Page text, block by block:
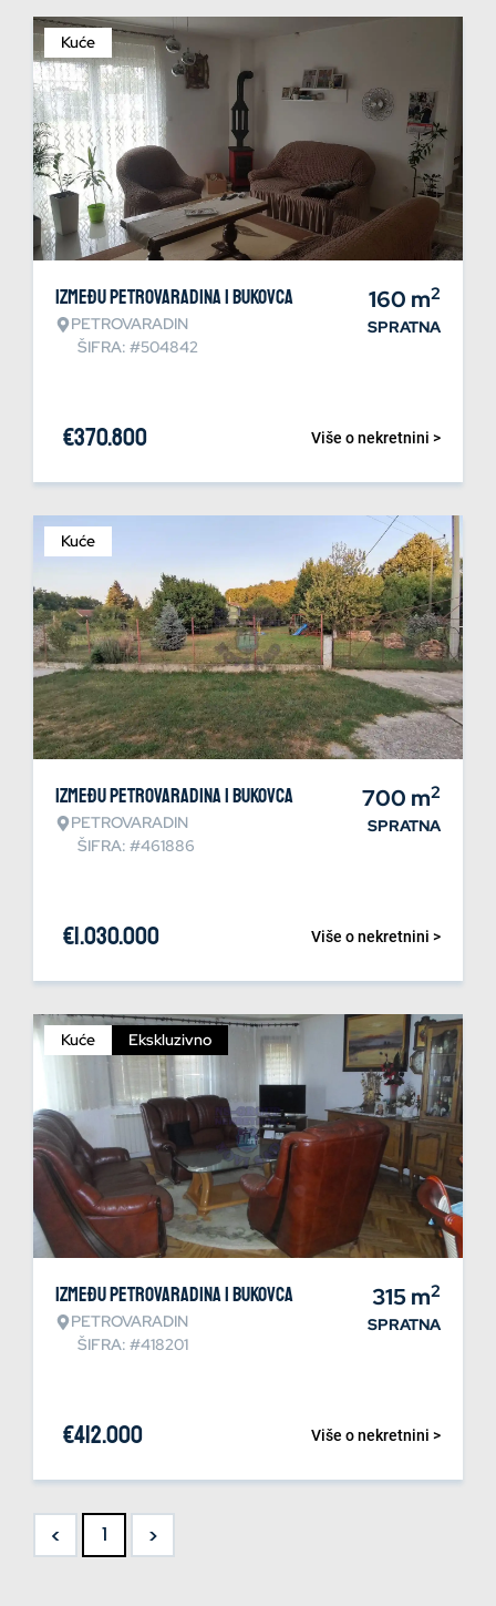
Kuće
Između Petrovaradina i Bukovca
PETROVARADIN
ŠIFRA: #504842
160 m2
SPRATNA
Više o nekretnini >
€370.800
Kuće
Između Petrovaradina i Bukovca
PETROVARADIN
ŠIFRA: #461886
700 m2
SPRATNA
Više o nekretnini >
€1.030.000
Kuće Ekskluzivno
Između Petrovaradina i Bukovca
PETROVARADIN
ŠIFRA: #418201
315m2
SPRATNA
Više o nekretnini >
€412.000
< 1 >